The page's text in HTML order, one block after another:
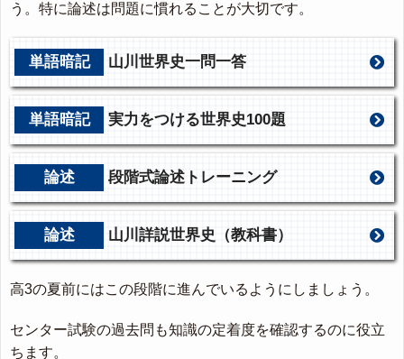
う。特に論述は問題に慣れることが大切です。
単語暗記 山川世界史一問一答
単語暗記 実力をつける世界史100題
論述 段階式論述トレーニング
論述 山川詳説世界史（教科書）
高3の夏前にはこの段階に進んでいるようにしましょう。
センター試験の過去問も知識の定着度を確認するのに役立
ちます。